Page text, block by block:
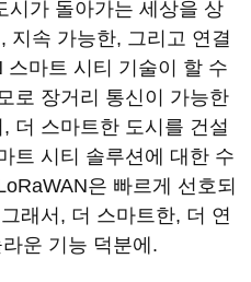
시가 돌아가는 세상을 상
지속 가능한, 그리고 연결
스마트 시티 기술이 할 수
로 장거리 통신이 가능한
더 스마트한 도시를 건설
트 시티 솔루션에 대한 수
은 빠르게 선호되
래서, 더 스마트한, 더 연
운 기능 덕분에.